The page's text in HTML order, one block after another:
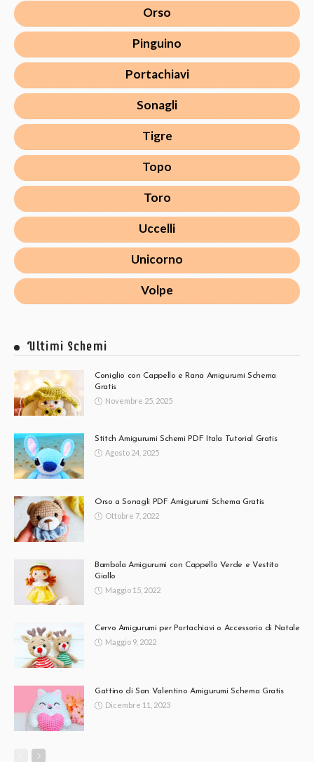
Orso
Pinguino
Portachiavi
Sonagli
Tigre
Topo
Toro
Uccelli
Unicorno
Volpe
Ultimi Schemi
Coniglio con Cappello e Rana Amigurumi Schema
Gratis
Novembre 25, 2025
Stitch Amigurumi Schemi PDF Itala Tutorial Gratis
Agosto 24, 2025
Orso a Sonagli PDF Amigurumi Schema Gratis
Ottobre 7, 2022
Bambola Amigurumi con Cappello Verde e Vestito
Giallo
Maggio 15, 2022
Cervo Amigurumi per Portachiavi o Accessorio di Natale
Maggio 9, 2022
Gattino di San Valentino Amigurumi Schema Gratis
Dicembre 11, 2023